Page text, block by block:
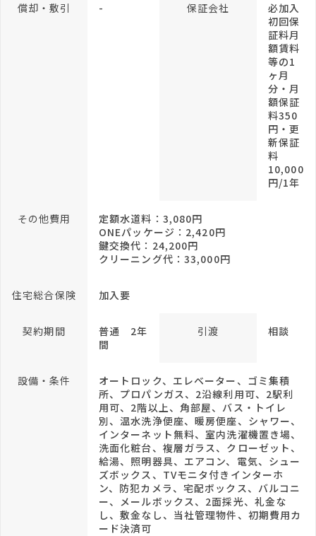
償却・敷引 - 保証会社
必加入
初回保
証料月
額賃料
等の1
ヶ月
分・月
額保証
料350
円・更
新保証
料
10,000
円/1年
その他費用
定額水道料：3,080円
ONEパッケージ：2,420円
鍵交換代：24,200円
クリーニング代：33,000円
住宅総合保険 加入要
契約期間
普通 2年
間
引渡 相談
設備・条件
オートロック、エレベーター、ゴミ集積
所、プロパンガス、2沿線利用可、2駅利
用可、2階以上、角部屋、バス・トイレ
別、温水洗浄便座、暖房便座、シャワー、
インターネット無料、室内洗濯機置き場、
洗面化粧台、複層ガラス、クローゼット、
給湯、照明器具、エアコン、電気、シュー
ズボックス、TVモニタ付きインターホ
ン、防犯カメラ、宅配ボックス、バルコニ
ー、メールボックス、2面採光、礼金な
し、敷金なし、当社管理物件、初期費用カ
ード決済可